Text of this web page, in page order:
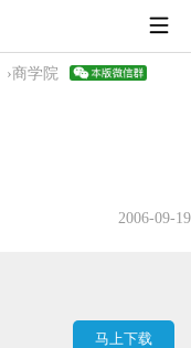
›商学院
2006-09-19
马上下载